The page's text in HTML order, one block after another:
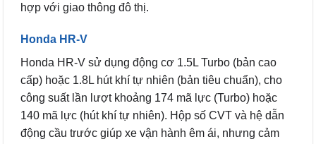
hợp với giao thông đô thị.
Honda HR-V
Honda HR-V sử dụng động cơ 1.5L Turbo (bản cao
cấp) hoặc 1.8L hút khí tự nhiên (bản tiêu chuẩn), cho
công suất lần lượt khoảng 174 mã lực (Turbo) hoặc
140 mã lực (hút khí tự nhiên). Hộp số CVT và hệ dẫn
động cầu trước giúp xe vận hành êm ái, nhưng cảm